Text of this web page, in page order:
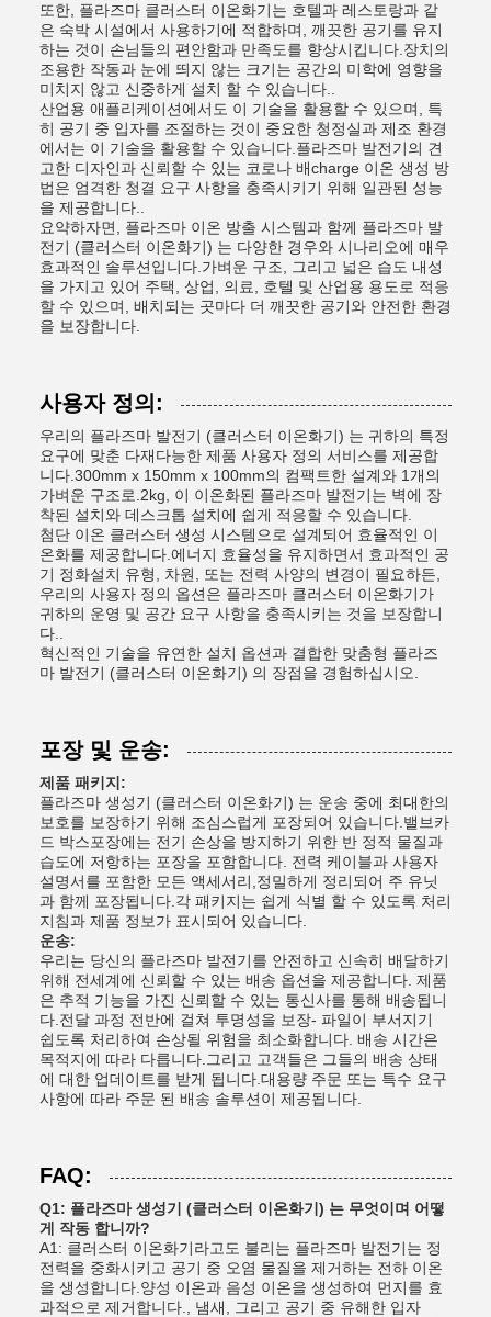
또한, 플라즈마 클러스터 이온화기는 호텔과 레스토랑과 같
은 숙박 시설에서 사용하기에 적합하며, 깨끗한 공기를 유지
하는 것이 손님들의 편안함과 만족도를 향상시킵니다.장치의
조용한 작동과 눈에 띄지 않는 크기는 공간의 미학에 영향을
미치지 않고 신중하게 설치 할 수 있습니다..
산업용 애플리케이션에서도 이 기술을 활용할 수 있으며, 특
히 공기 중 입자를 조절하는 것이 중요한 청정실과 제조 환경
에서는 이 기술을 활용할 수 있습니다.플라즈마 발전기의 견
고한 디자인과 신뢰할 수 있는 코로나 배charge 이온 생성 방
법은 엄격한 청결 요구 사항을 충족시키기 위해 일관된 성능
을 제공합니다..
요약하자면, 플라즈마 이온 방출 시스템과 함께 플라즈마 발
전기 (클러스터 이온화기) 는 다양한 경우와 시나리오에 매우
효과적인 솔루션입니다.가벼운 구조, 그리고 넓은 습도 내성
을 가지고 있어 주택, 상업, 의료, 호텔 및 산업용 용도로 적응
할 수 있으며, 배치되는 곳마다 더 깨끗한 공기와 안전한 환경
을 보장합니다.
사용자 정의:
우리의 플라즈마 발전기 (클러스터 이온화기) 는 귀하의 특정
요구에 맞춘 다재다능한 제품 사용자 정의 서비스를 제공합
니다.300mm x 150mm x 100mm의 컴팩트한 설계와 1개의
가벼운 구조로.2kg, 이 이온화된 플라즈마 발전기는 벽에 장
착된 설치와 데스크톱 설치에 쉽게 적응할 수 있습니다.
첨단 이온 클러스터 생성 시스템으로 설계되어 효율적인 이
온화를 제공합니다.에너지 효율성을 유지하면서 효과적인 공
기 정화설치 유형, 차원, 또는 전력 사양의 변경이 필요하든,
우리의 사용자 정의 옵션은 플라즈마 클러스터 이온화기가
귀하의 운영 및 공간 요구 사항을 충족시키는 것을 보장합니
다..
혁신적인 기술을 유연한 설치 옵션과 결합한 맞춤형 플라즈
마 발전기 (클러스터 이온화기) 의 장점을 경험하십시오.
포장 및 운송:
제품 패키지:
플라즈마 생성기 (클러스터 이온화기) 는 운송 중에 최대한의
보호를 보장하기 위해 조심스럽게 포장되어 있습니다.밸브카
드 박스포장에는 전기 손상을 방지하기 위한 반 정적 물질과
습도에 저항하는 포장을 포함합니다. 전력 케이블과 사용자
설명서를 포함한 모든 액세서리,정밀하게 정리되어 주 유닛
과 함께 포장됩니다.각 패키지는 쉽게 식별 할 수 있도록 처리
지침과 제품 정보가 표시되어 있습니다.
운송:
우리는 당신의 플라즈마 발전기를 안전하고 신속히 배달하기
위해 전세계에 신뢰할 수 있는 배송 옵션을 제공합니다. 제품
은 추적 기능을 가진 신뢰할 수 있는 통신사를 통해 배송됩니
다.전달 과정 전반에 걸쳐 투명성을 보장- 파일이 부서지기
쉽도록 처리하여 손상될 위험을 최소화합니다. 배송 시간은
목적지에 따라 다릅니다.그리고 고객들은 그들의 배송 상태
에 대한 업데이트를 받게 됩니다.대용량 주문 또는 특수 요구
사항에 따라 주문 된 배송 솔루션이 제공됩니다.
FAQ:
Q1: 플라즈마 생성기 (클러스터 이온화기) 는 무엇이며 어떻
게 작동 합니까?
A1: 클러스터 이온화기라고도 불리는 플라즈마 발전기는 정
전력을 중화시키고 공기 중 오염 물질을 제거하는 전하 이온
을 생성합니다.양성 이온과 음성 이온을 생성하여 먼지를 효
과적으로 제거합니다., 냄새, 그리고 공기 중 유해한 입자